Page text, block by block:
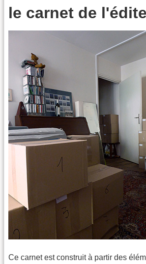
le carnet de
Ce carnet est construit à partir des